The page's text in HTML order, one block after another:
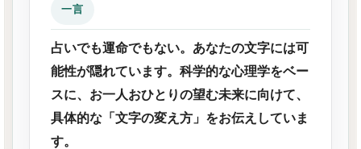
一言
占いでも運命でもない。あなたの文字には可
能性が隠れています。科学的な心理学をベー
スに、お一人おひとりの望む未来に向けて、
具体的な「文字の変え方」をお伝えしていま
す。